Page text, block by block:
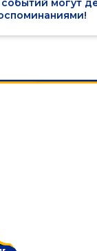
могут